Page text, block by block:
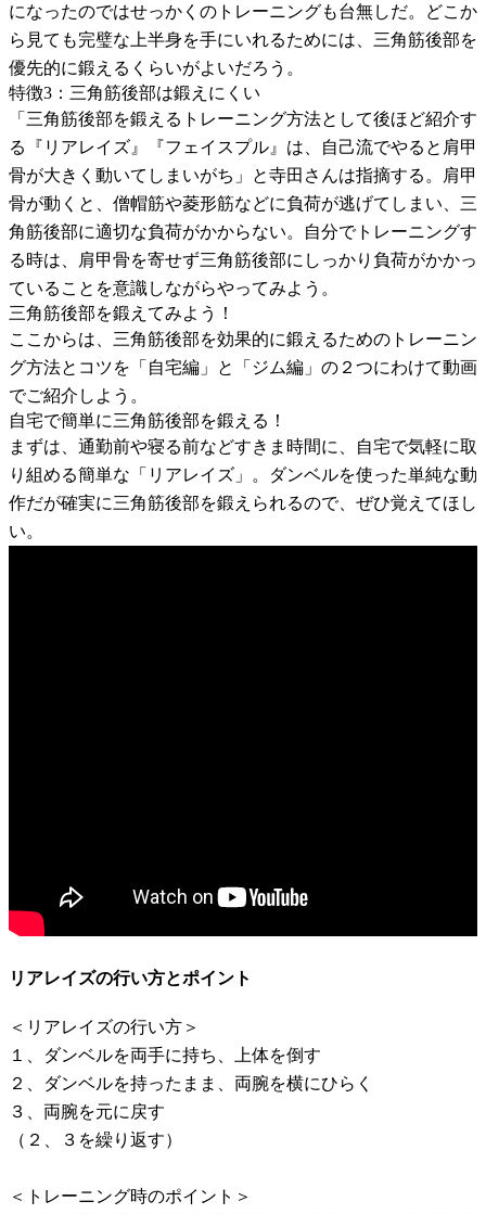
になったのではせっかくのトレーニングも台無しだ。どこか
ら見ても完璧な上半身を手にいれるためには、三角筋後部を
優先的に鍛えるくらいがよいだろう。
特徴3：三角筋後部は鍛えにくい
「三角筋後部を鍛えるトレーニング方法として後ほど紹介す
る『リアレイズ』『フェイスプル』は、自己流でやると肩甲
骨が大きく動いてしまいがち」と寺田さんは指摘する。肩甲
骨が動くと、僧帽筋や菱形筋などに負荷が逃げてしまい、三
角筋後部に適切な負荷がかからない。自分でトレーニングす
る時は、肩甲骨を寄せず三角筋後部にしっかり負荷がかかっ
ていることを意識しながらやってみよう。
三角筋後部を鍛えてみよう！
ここからは、三角筋後部を効果的に鍛えるためのトレーニン
グ方法とコツを「自宅編」と「ジム編」の２つにわけて動画
でご紹介しよう。
自宅で簡単に三角筋後部を鍛える！
まずは、通勤前や寝る前などすきま時間に、自宅で気軽に取
り組める簡単な「リアレイズ」。ダンベルを使った単純な動
作だが確実に三角筋後部を鍛えられるので、ぜひ覚えてほし
い。
リアレイズの行い方とポイント
＜リアレイズの行い方＞
１、ダンベルを両手に持ち、上体を倒す
２、ダンベルを持ったまま、両腕を横にひらく
３、両腕を元に戻す
（２、３を繰り返す）
＜トレーニング時のポイント＞